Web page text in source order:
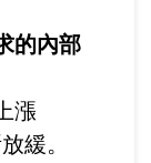
的內部
漲
緩。